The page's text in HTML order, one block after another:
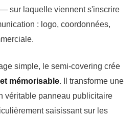
sur laquelle viennent s'inscrire
: logo, coordonnées,
simple, le semi-covering crée
mémorisable. Il transforme une
véritable panneau publicitaire
saisissant sur les